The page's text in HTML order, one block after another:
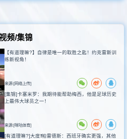
频/集锦
【有道理嘛?】自律是唯一的取胜之匙！约克雷斯训
练新视角！
来源:[网络上传]
[集锦]卡塞米罗：我期待能帮助梅西，他是足球历史
上最伟大球员之一！
来源:[咪咕体育]
[有道理嘛?]大度❗️帕雷德斯：西班牙确实更强，其他